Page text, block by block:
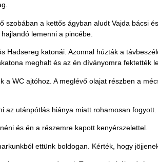
a kettős ágyban aludt Vajda bácsi
lemenni a pincébe.
katonái. Azonnal húzták a
meghalt és az én díványomra fektették
WC ajtóhoz. A meglévő olajat részben a
az utánpótlás hiánya miatt rohamosan fogyott.
és én a részemre kapott kenyérszelettel.
ettünk boldogan. Kérték, hogy